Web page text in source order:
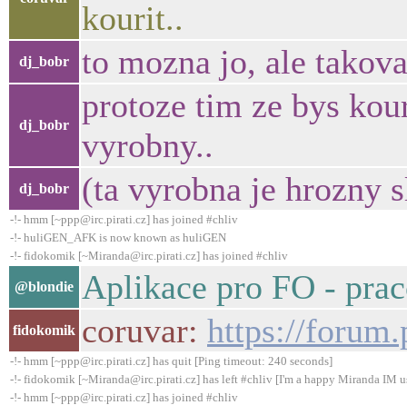
kourit..
dj_bobr to mozna jo, ale
dj_bobr
protoze tim ze bys
vyrobny..
dj_bobr (ta vyrobna je hrozny
-!- hmm [~ppp@irc.pirati.cz] has joined #chliv
-!- huliGEN_AFK is now known as huliGEN
-!- fidokomik [~Miranda@irc.pirati.cz] has joined #chliv
@blondie Aplikace pro FO -
fidokomik coruvar: https://
-!- hmm [~ppp@irc.pirati.cz] has quit [Ping timeout: 240 seconds]
-!- fidokomik [~Miranda@irc.pirati.cz] has left #chliv [I'm a happy Miranda IM
-!- hmm [~ppp@irc.pirati.cz] has joined #chliv